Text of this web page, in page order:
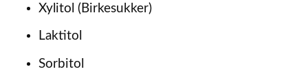
Xylitol (Birkesukker)
Laktitol
Sorbitol